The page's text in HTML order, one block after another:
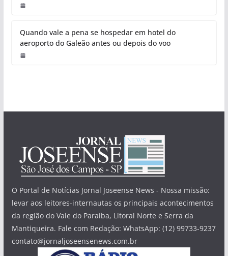
Quando vale a pena se hospedar em hotel do
aeroporto do Galeão antes ou depois do voo
O Portal de Notícias Jornal Joseense News - Nossa missão:
levar aos leitores-internautas os principais acontecimentos
da região do Vale do Paraíba, Litoral Norte e Serra da
Mantiqueira. Fale com Redação: WhatsApp: (12) 99733-9237
contato@jornaljoseensenews.com.br